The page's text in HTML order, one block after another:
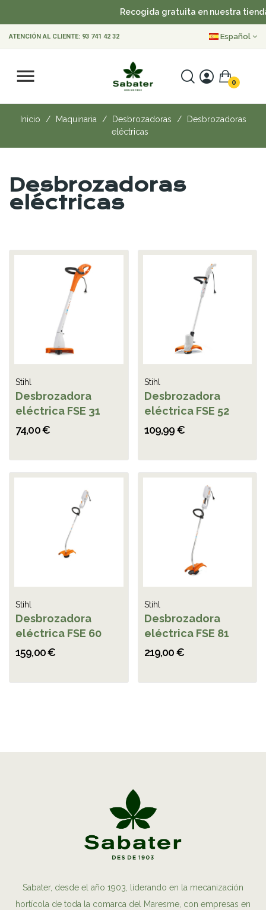
Recogida gratuita en nuestra tienda
ATENCIÓN AL CLIENTE: 93 741 42 32 Español
0
Inicio Maquinaria Desbrozadoras
Desbrozadoras
eléctricas
Desbrozadoras
eléctricas
Stihl
Desbrozadora
eléctrica FSE 31
74,00 €
Stihl
Desbrozadora
eléctrica FSE 52
109,99 €
Stihl
Desbrozadora
eléctrica FSE 60
159,00 €
Stihl
Desbrozadora
eléctrica FSE 81
219,00 €
Sabater, desde el año 1903, liderando en la mecanización
hortícola de toda la comarca del Maresme, con empresas en